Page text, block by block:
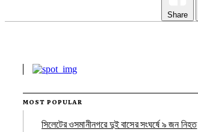
Share
MOST POPULAR
সিলেটের ওসমানীনগরে দুই বাসের সংঘর্ষে ৯ জন নিহত